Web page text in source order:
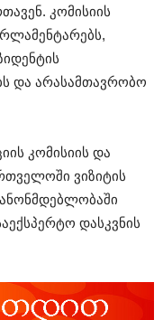
კომისიის
და არასამთავრობო
კომისიის და
ვიზიტის
დასკვნის